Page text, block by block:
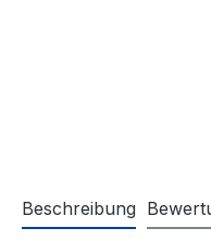
Beschreibung